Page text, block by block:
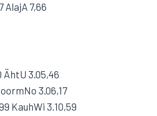
AlajA 7,66
ÄhtU 3.05,46
3.06,17
KauhWi 3.10,59